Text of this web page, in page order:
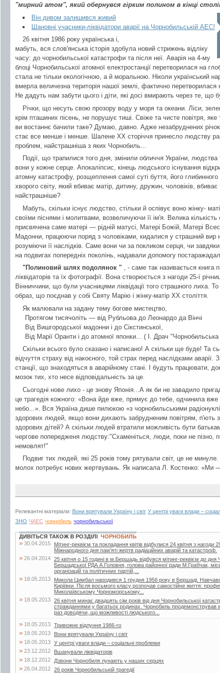
"мирний атом", який обернувся гірким полином в кінці
Він дивом залишився живий
Шановні учасники-ліквідатори аварії на Чорнобильській АЕС!
26 квітня 1986 року українська і,
мабуть, вся слов'янська історія здобула новий стрижень відліку
часу: до чорнобильської катастрофи та після неї. Аварія на 4-му
блоці Чорнобильської атомної електростанції перетворилася на
стала не тільки екологічною, а й моральною. Ніколи український
вмерла величезна територія нашої землі, фактично перетворилася
Не дадуть нам забути цього і діти, які досі вмирають через те,
Річки, що несуть свою прозору воду у моря та океани. Ліси,
крім пташиних пісень, не порушує тиші. Свіже та чисте повітря,
ви востаннє бачили таке? Думаю, давно. Адже незабруднених річок
стає все менше і менше. Шалене XX сторіччя принесло людству
проблем, найстрашніша з яких Чорнобиль...
Події, що трапилися того дня, змінили обличчя України,
вони у кожне серце. Апокаліпсис, кінець людського існування
атомну катастрофу, розщеплення самої суті буття, його
хворого світу, який вбиває матір, дитину, дружин, чоловіків,
найстрашніше?
Мабуть, скільки існує людство, стільки й оспівує воно жінку-
своїми піснями і молитвами, возвеличуючи її ім'я. Велика
присвячена саме матері — рідній матусі, Матері Божій, Матері
Мадонни, працюючи поряд з чоловіками, кидалися у страшний вир
розуміючи її наслідків. Саме вони чи за покликом серця, чи
на подвигах попередніх поколінь, надавали допомогу
"Полиновий шлях подолянок " , - саме так називається книга
ліквідаторів та їх фотографії. Вона створюється з нагоди 25-ї
Вінниччини, що були учасницями ліквідації того страшного лиха.
образ, що поєднав у собі Святу Марію і жінку-матір XX століття.
Як малювали на задану тему богове мистецтво,
Протягом тисячоліть — від Рубльова до Леонардо да Вінчі
Від Вишгородської мадонни і до Сікстинської,
Від Марії Оранти і до атомної японки... ( І. Драч
Скільки всього було сказано і написано! А скільки ще буде! Та
відчуття страху від накоєного, той страх перед наслідками
станції, що знаходяться в аварійному стані. І будуть працювати,
мозок тих, хто несе відповідальність за це.
Сьогодні нове лихо - це знову Японія...А як би не завадило
це трагедія кожного: «Вона йде вже, прямує до тебе, одчинила
небо...». Вся Україна дише пилюкою «з чорнобильськими
здорових людей, якщо вони дихають забрудненим повітрям, п'ють
здорових дітей? А скільки людей втратили можливість бути
чергове попередженя людству:"Схаменіться, люди, поки не пізно,
немовлят!"
Подвиг тих людей, які 25 років тому рятували світ, це не
молох потребує нових жертвувань. Як написала Л. Костенко: «Ми
Релевантні матеріали: Вони врятували Україну і світ У центрі уваги влади –
ЗНО ЧАЕС чорнобиль чорнобильської
ДИВІТЬСЯ ТАКОЖ В РОЗДІЛІ ЧОРНОБИЛЬ
» 30.04.2015
Мітинг-реквієм та покладання квітів відбулися 24 квітня з нагоди
Міжнародного дня пам’яті жертв радіаційних аварій та катастроф.
» 26.04.2014 25 квітня о 15 годині в м.Бершадь відбувся мітинг-реквієм до
Бершадської РДА А.Головня, голова районної ради М.Грабчак,
організацій та політичних партій,...
» 18.05.2013
Микола Цимбал народився 1 грудня 1956 року в Бершаді.
Киріївки. Після восьмого класу розпочав самостійне життя:
Миколаївському Чорноморському...
» 18.05.2013 26 квітня минає двадцять сім років від дня Чорнобильської
стражданнями у багатьох родинах. Чорнобиль продемонстрував
раз доводячи, що можливості людського...
» 18.05.2013 Тривожне відлуння 1986-го
» 18.05.2013 Вони врятували Україну і світ
» 18.05.2013 У центрі уваги влади – соціальні проблеми
» 23.12.2012 Вшанували ліквідаторів
» 18.12.2012 Дзвони Чорнобиля лунають у наших серцях
» 26.04.2012 26 років Чорнобильській трагедії